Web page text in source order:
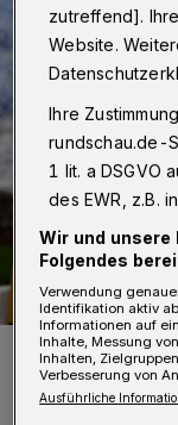
Symbolbild.
Foto: Achim Otto
zutreffend].
Website.
Ihre
rundschau.de-
1 lit. a DSGVO
des EWR, z.B.
Wir und unsere
Folgendes
Verwendung
Identifikation aktiv
Informationen auf
Inhalte, Messung
Inhalten,
Verbesserung von
Ausführliche